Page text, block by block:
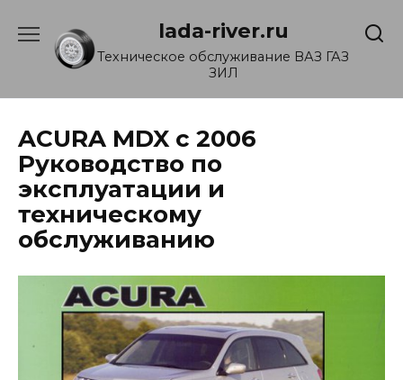
содержанию
lada-river.ru
Техническое обслуживание ВАЗ ГАЗ
ЗИЛ
ACURA MDX с 2006
Руководство по
эксплуатации и
техническому
обслуживанию